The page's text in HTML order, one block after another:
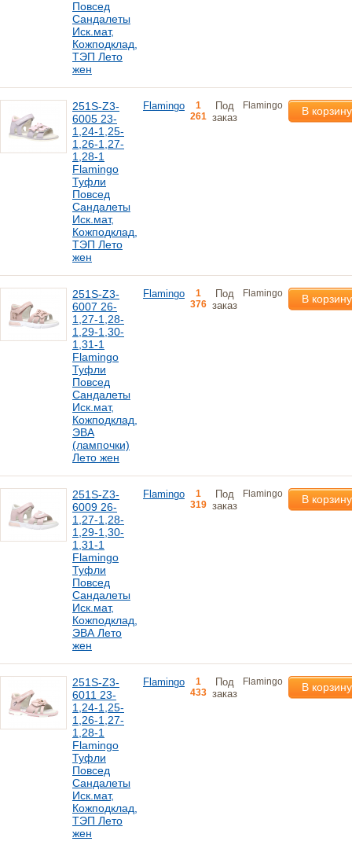
Повсед
Сандалеты
Иск.мат,
Кожподклад,
ТЭП Лето
жен
251S-Z3-
6005 23-
1,24-1,25-
1,26-1,27-
1,28-1
Flamingo
Туфли
Повсед
Сандалеты
Иск.мат,
Кожподклад,
ТЭП Лето
жен
Flamingo
1
261
Под
заказ
Flamingo В корзину
251S-Z3-
6007 26-
1,27-1,28-
1,29-1,30-
1,31-1
Flamingo
Туфли
Повсед
Сандалеты
Иск.мат,
Кожподклад,
ЭВА
(лампочки)
Лето жен
Flamingo
1
376
Под
заказ
Flamingo В корзину
251S-Z3-
6009 26-
1,27-1,28-
1,29-1,30-
1,31-1
Flamingo
Туфли
Повсед
Сандалеты
Иск.мат,
Кожподклад,
ЭВА Лето
жен
Flamingo
1
319
Под
заказ
Flamingo В корзину
251S-Z3-
6011 23-
1,24-1,25-
1,26-1,27-
1,28-1
Flamingo
Туфли
Повсед
Сандалеты
Иск.мат,
Кожподклад,
ТЭП Лето
жен
Flamingo
1
433
Под
заказ
Flamingo В корзину